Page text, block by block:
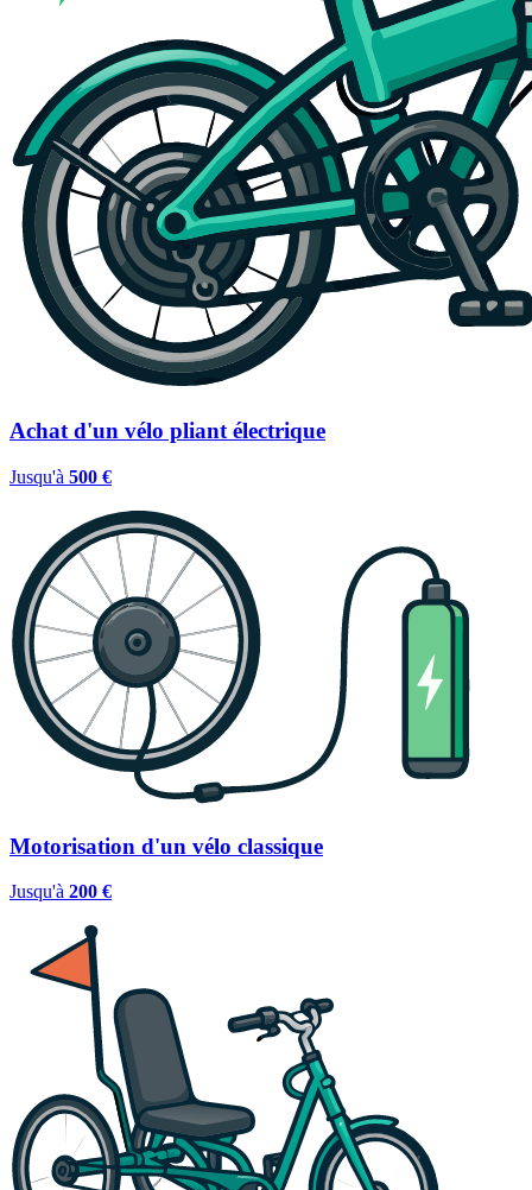
Achat d'un vélo pliant électrique
Jusqu'à 500 €
Motorisation d'un vélo classique
Jusqu'à 200 €